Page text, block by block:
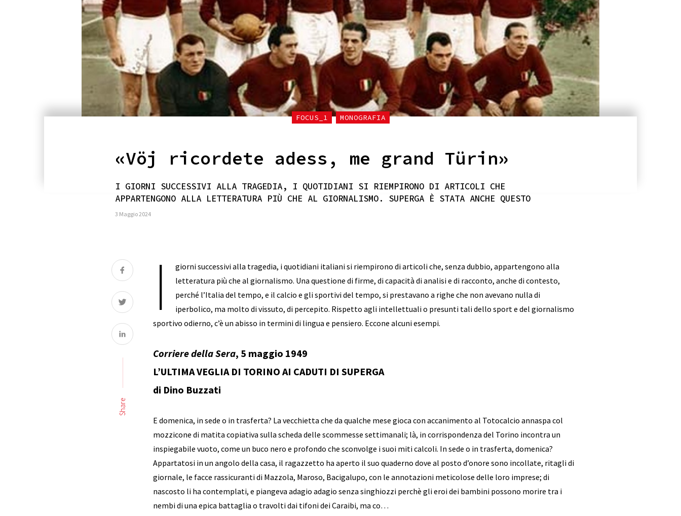
FOCUS_1 MONOGRAFIA
«Vöj ricordete adess, me grand Türin»
I GIORNI SUCCESSIVI ALLA TRAGEDIA, I QUOTIDIANI SI RIEMPIRONO DI ARTICOLI CHE
APPARTENGONO ALLA LETTERATURA PIÙ CHE AL GIORNALISMO. SUPERGA È STATA ANCHE QUESTO
3 Maggio 2024
Share
I
giorni successivi alla tragedia, i quotidiani italiani si riempirono di articoli che, senza dubbio, appartengono alla
letteratura più che al giornalismo. Una questione di firme, di capacità di analisi e di racconto, anche di contesto,
perché l’Italia del tempo, e il calcio e gli sportivi del tempo, si prestavano a righe che non avevano nulla di
iperbolico, ma molto di vissuto, di percepito. Rispetto agli intellettuali o presunti tali dello sport e del giornalismo
sportivo odierno, c’è un abisso in termini di lingua e pensiero. Eccone alcuni esempi.
Corriere della Sera, 5 maggio 1949
L’ULTIMA VEGLIA DI TORINO AI CADUTI DI SUPERGA
di Dino Buzzati
E domenica, in sede o in trasferta? La vecchietta che da qualche mese gioca con accanimento al Totocalcio annaspa col
mozzicone di matita copiativa sulla scheda delle scommesse settimanali; là, in corrispondenza del Torino incontra un
inspiegabile vuoto, come un buco nero e profondo che sconvolge i suoi miti calcoli. In sede o in trasferta, domenica?
Appartatosi in un angolo della casa, il ragazzetto ha aperto il suo quaderno dove al posto d’onore sono incollate, ritagli di
giornale, le facce rassicuranti di Mazzola, Maroso, Bacigalupo, con le annotazioni meticolose delle loro imprese; di
nascosto li ha contemplati, e piangeva adagio adagio senza singhiozzi perchè gli eroi dei bambini possono morire tra i
nembi di una epica battaglia o travolti dai tifoni dei Caraibi, ma co…